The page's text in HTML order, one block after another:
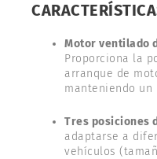
Motor ventilado
Proporciona la
arranque de
manteniendo un
Tres posiciones
adaptarse a
vehículos